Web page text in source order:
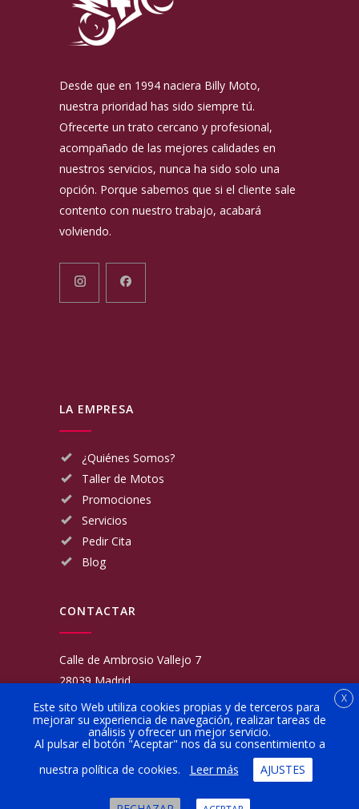
Desde que en 1994 naciera Billy Moto,
nuestra prioridad has sido siempre tú.
Ofrecerte un trato cercano y profesional,
acompañado de las mejores calidades en
nuestros servicios, nunca ha sido solo una
opción. Porque sabemos que si el cliente sale
contento con nuestro trabajo, acabará
volviendo.
LA EMPRESA
¿Quiénes Somos?
Taller de Motos
Promociones
Servicios
Pedir Cita
Blog
CONTACTAR
Calle de Ambrosio Vallejo 7
28039 Madrid
Fijo:
913 117 462
Movil:
676 566 970
administracion@talleresgarciamartinezehijos.com
Lun a Vier:
9:00 a 14:00
16:00 a 20:00
X
Este sito Web utiliza cookies propias y de terceros para
mejorar su experiencia de navegación, realizar tareas de
análisis y ofrecer un mejor servicio.
Al pulsar el botón "Aceptar" nos da su consentimiento a
nuestra política de cookies.
Leer más AJUSTES